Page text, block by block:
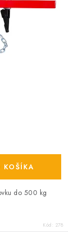
KOŠÍKA
do 500 kg
Kód: 278